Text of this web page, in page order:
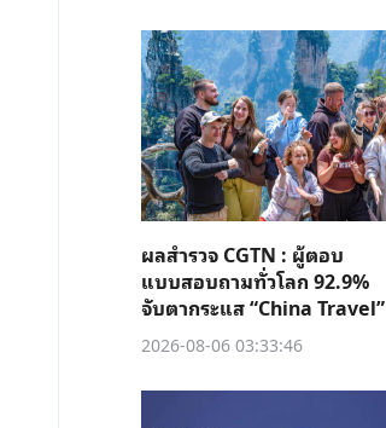
ผลสำรวจ CGTN : ผู้ตอบ
แบบสอบถามทั่วโลก 92.9%
จับตากระแส “China Travel”
2026-08-06 03:33:46